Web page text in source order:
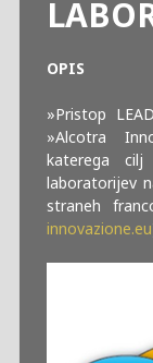
OPIS
»Pristop
»Alcotra
katerega
laboratorijev
straneh
innovazione.eu